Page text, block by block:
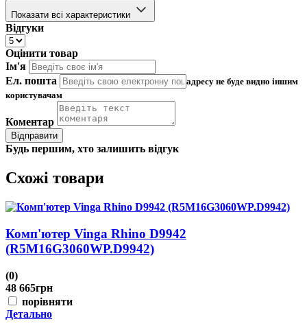
Показати всі характеристики
Відгуки
Оцінити товар
Ім'я
Ел. пошта
адресу не буде видно іншим
користувачам
Коментар
Відправити
Будь першим, хто залишить відгук
Схожі товари
Комп'ютер Vinga Rhino D9942
(R5M16G3060WP.D9942)
(0)
48 665грн
порівняти
Детально